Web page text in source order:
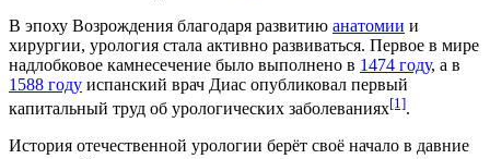
В эпоху Возрождения благодаря развитию анатомии и
хирургии, урология стала активно развиваться. Первое в мире
надлобковое камнесечение было выполнено в 1474 году, а в
1588 году испанский врач Диас опубликовал первый
капитальный труд об урологических заболеваниях[1].
История отечественной урологии берёт своё начало в давние